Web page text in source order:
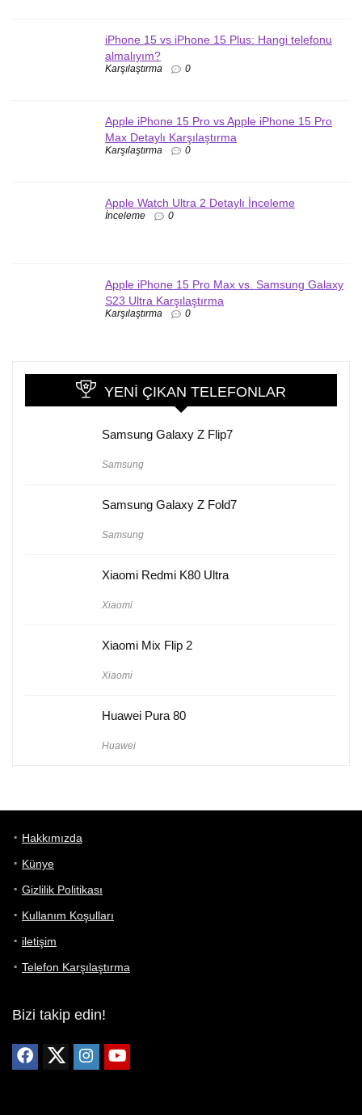
iPhone 15 vs iPhone 15 Plus: Hangi telefonu
almalıyım?
Karşılaştırma 0
Apple iPhone 15 Pro vs Apple iPhone 15 Pro
Max Detaylı Karşılaştırma
Karşılaştırma 0
Apple Watch Ultra 2 Detaylı İnceleme
İnceleme 0
Apple iPhone 15 Pro Max vs. Samsung Galaxy
S23 Ultra Karşılaştırma
Karşılaştırma 0
YENI ÇIKAN TELEFONLAR
Samsung Galaxy Z Flip7
Samsung
Samsung Galaxy Z Fold7
Samsung
Xiaomi Redmi K80 Ultra
Xiaomi
Xiaomi Mix Flip 2
Xiaomi
Huawei Pura 80
Huawei
Hakkımızda
Künye
Gizlilik Politikası
Kullanım Koşulları
iletişim
Telefon Karşılaştırma
Bizi takip edin!